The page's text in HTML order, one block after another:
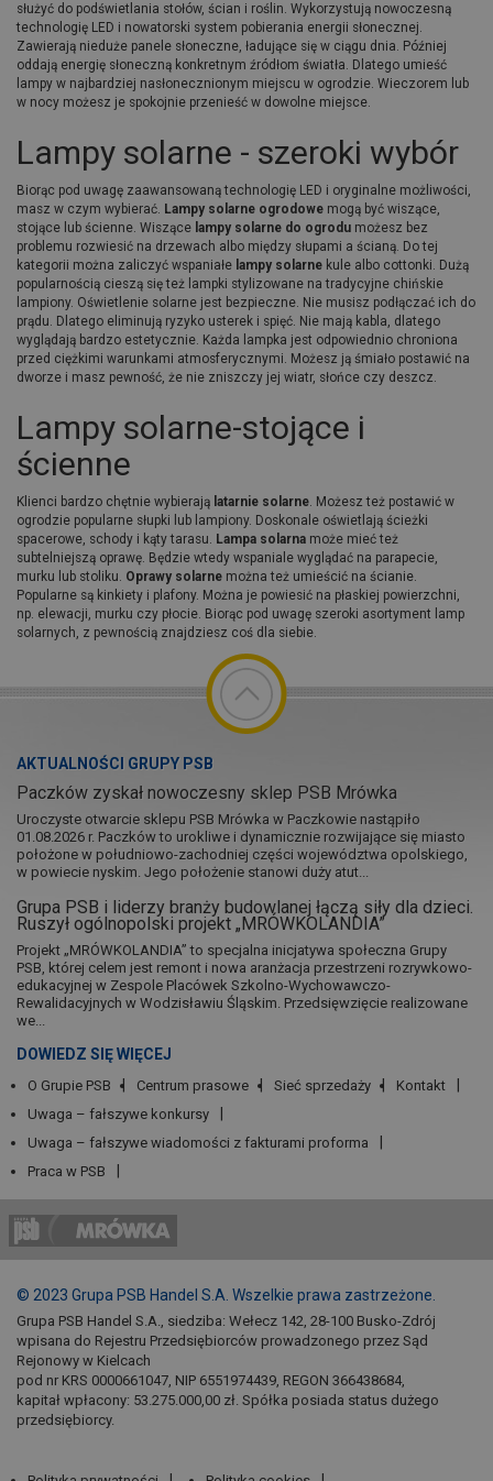
służyć do podświetlania stołów, ścian i roślin. Wykorzystują nowoczesną
technologię LED i nowatorski system pobierania energii słonecznej.
Zawierają nieduże panele słoneczne, ładujące się w ciągu dnia. Później
oddają energię słoneczną konkretnym źródłom światła. Dlatego umieść
lampy w najbardziej nasłonecznionym miejscu w ogrodzie. Wieczorem lub
w nocy możesz je spokojnie przenieść w dowolne miejsce.
Lampy solarne - szeroki wybór
Biorąc pod uwagę zaawansowaną technologię LED i oryginalne możliwości,
masz w czym wybierać. Lampy solarne ogrodowe mogą być wiszące,
stojące lub ścienne. Wiszące lampy solarne do ogrodu możesz bez
problemu rozwiesić na drzewach albo między słupami a ścianą. Do tej
kategorii można zaliczyć wspaniałe lampy solarne kule albo cottonki. Dużą
popularnością cieszą się też lampki stylizowane na tradycyjne chińskie
lampiony. Oświetlenie solarne jest bezpieczne. Nie musisz podłączać ich do
prądu. Dlatego eliminują ryzyko usterek i spięć. Nie mają kabla, dlatego
wyglądają bardzo estetycznie. Każda lampka jest odpowiednio chroniona
przed ciężkimi warunkami atmosferycznymi. Możesz ją śmiało postawić na
dworze i masz pewność, że nie zniszczy jej wiatr, słońce czy deszcz.
Lampy solarne-stojące i
ścienne
Klienci bardzo chętnie wybierają latarnie solarne. Możesz też postawić w
ogrodzie popularne słupki lub lampiony. Doskonale oświetlają ścieżki
spacerowe, schody i kąty tarasu. Lampa solarna może mieć też
subtelniejszą oprawę. Będzie wtedy wspaniale wyglądać na parapecie,
murku lub stoliku. Oprawy solarne można też umieścić na ścianie.
Popularne są kinkiety i plafony. Można je powiesić na płaskiej powierzchni,
np. elewacji, murku czy płocie. Biorąc pod uwagę szeroki asortyment lamp
solarnych, z pewnością znajdziesz coś dla siebie.
AKTUALNOŚCI GRUPY PSB
Paczków zyskał nowoczesny sklep PSB Mrówka
Uroczyste otwarcie sklepu PSB Mrówka w Paczkowie nastąpiło
01.08.2026 r. Paczków to urokliwe i dynamicznie rozwijające się miasto
położone w południowo-zachodniej części województwa opolskiego,
w powiecie nyskim. Jego położenie stanowi duży atut...
Grupa PSB i liderzy branży budowlanej łączą siły dla dzieci.
Ruszył ogólnopolski projekt „MRÓWKOLANDIA”
Projekt „MRÓWKOLANDIA” to specjalna inicjatywa społeczna Grupy
PSB, której celem jest remont i nowa aranżacja przestrzeni rozrywkowo-
edukacyjnej w Zespole Placówek Szkolno-Wychowawczo-
Rewalidacyjnych w Wodzisławiu Śląskim. Przedsięwzięcie realizowane
we...
DOWIEDZ SIĘ WIĘCEJ
O Grupie PSB Centrum prasowe Sieć sprzedaży
Kontakt
Uwaga – fałszywe konkursy
Uwaga – fałszywe wiadomości z fakturami proforma
Praca w PSB
© 2023 Grupa PSB Handel S.A. Wszelkie prawa zastrzeżone.
Grupa PSB Handel S.A., siedziba: Wełecz 142, 28-100 Busko-Zdrój
wpisana do Rejestru Przedsiębiorców prowadzonego przez Sąd
Rejonowy w Kielcach
pod nr KRS 0000661047, NIP 6551974439, REGON 366438684,
kapitał wpłacony: 53.275.000,00 zł. Spółka posiada status dużego
przedsiębiorcy.